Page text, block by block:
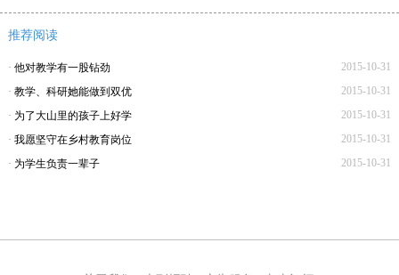
推荐阅读
2015-10-31
· 他对教学有一股钻劲
2015-10-31
· 教学、科研她能做到双优
2015-10-31
· 为了大山里的孩子上好学
2015-10-31
· 我愿坚守在乡村教育岗位
2015-10-31
· 为学生负责一辈子